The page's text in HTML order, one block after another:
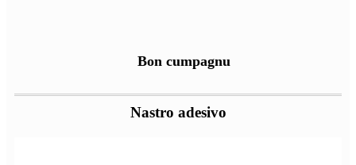
Bon cumpagnu
Nastro adesivo